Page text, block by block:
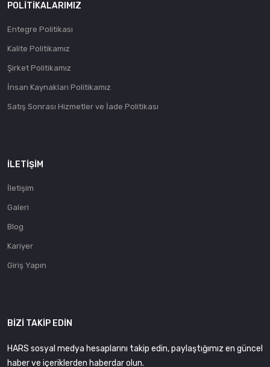
POLITIKALARIMIZ
Entegre Politikası
Kalite Politikamız
Şirket Politikamız
İnsan Kaynakları Politikamız
Satış Sonrası Hizmetler ve İade Politikası
İLETIŞIM
İletişim
Galeri
Blog
Kariyer
Giriş Yapın
BIZI TAKIP EDIN
HARS sosyal medya hesaplarını takip edin, paylaştığımız en güncel
haber ve içeriklerden haberdar olun.